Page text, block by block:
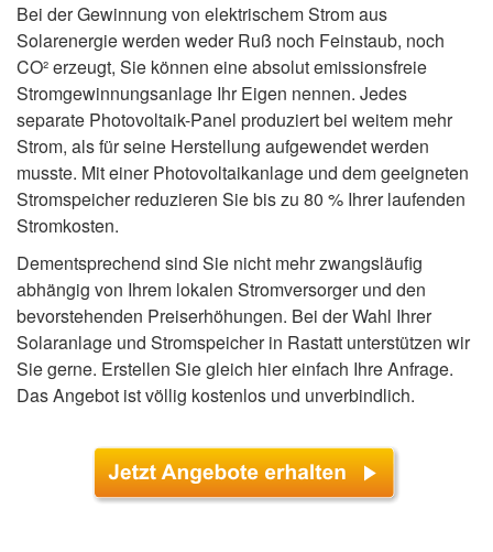
Bei der Gewinnung von elektrischem Strom aus
Solarenergie werden weder Ruß noch Feinstaub, noch
CO² erzeugt, Sie können eine absolut emissionsfreie
Stromgewinnungsanlage Ihr Eigen nennen. Jedes
separate Photovoltaik-Panel produziert bei weitem mehr
Strom, als für seine Herstellung aufgewendet werden
musste. Mit einer Photovoltaikanlage und dem geeigneten
Stromspeicher reduzieren Sie bis zu 80 % Ihrer laufenden
Stromkosten.
Dementsprechend sind Sie nicht mehr zwangsläufig
abhängig von Ihrem lokalen Stromversorger und den
bevorstehenden Preiserhöhungen. Bei der Wahl Ihrer
Solaranlage und Stromspeicher in Rastatt unterstützen wir
Sie gerne. Erstellen Sie gleich hier einfach Ihre Anfrage.
Das Angebot ist völlig kostenlos und unverbindlich.